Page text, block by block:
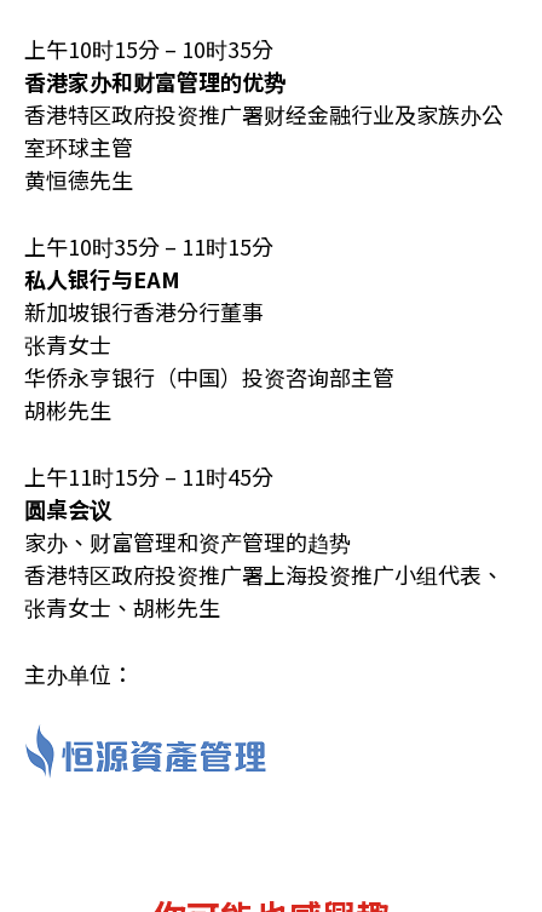
上午10时15分 – 10时35分
香港家办和财富管理的优势
香港特区政府投资推广署财经金融行业及家族办公
室环球主管
黄恒德先生
上午10时35分 – 11时15分
私人银行与EAM
新加坡银行香港分行董事
张青女士
华侨永亨银行（中国）投资咨询部主管
胡彬先生
上午11时15分 – 11时45分
圆桌会议
家办、财富管理和资产管理的趋势
香港特区政府投资推广署上海投资推广小组代表、
张青女士、胡彬先生
主办单位：